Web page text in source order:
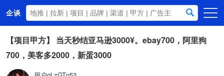
企谈
首页
商务资源
资讯动态
【项目甲方】
当天秒结亚马逊3000¥。ebay700，阿里狗
700，美客多2000，新蛋3000